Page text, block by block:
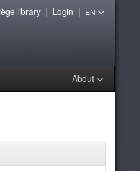
About
library| Login | EN